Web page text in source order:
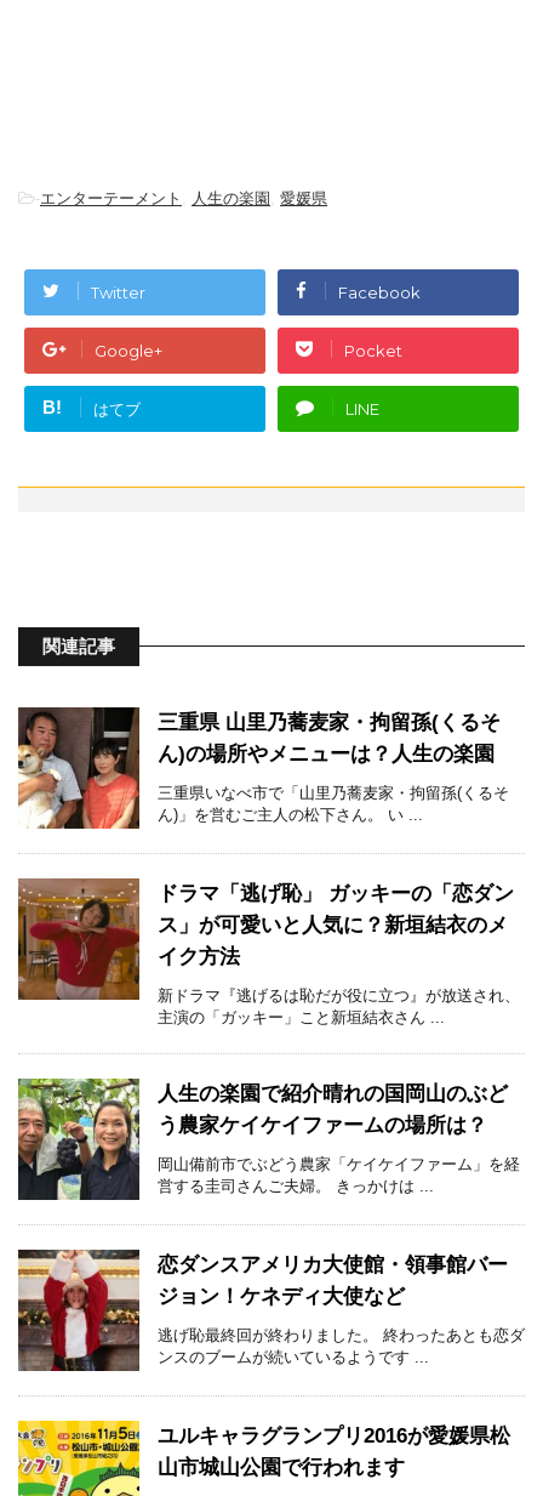
-エンターテーメント , 人生の楽園 , 愛媛県
Twitter Facebook
Google+ Pocket
B! はてブ LINE
関連記事
三重県 山里乃蕎麦家・拘留孫(くるそ
ん)の場所やメニューは？人生の楽園
三重県いなべ市で「山里乃蕎麦家・拘留孫(くるそ
ん)」を営むご主人の松下さん。 い ...
ドラマ「逃げ恥」 ガッキーの「恋ダン
ス」が可愛いと人気に？新垣結衣のメ
イク方法
新ドラマ『逃げるは恥だが役に立つ』が放送され、
主演の「ガッキー」こと新垣結衣さん ...
人生の楽園で紹介晴れの国岡山のぶど
う農家ケイケイファームの場所は？
岡山備前市でぶどう農家「ケイケイファーム」を経
営する圭司さんご夫婦。 きっかけは ...
恋ダンスアメリカ大使館・領事館バー
ジョン！ケネディ大使など
逃げ恥最終回が終わりました。 終わったあとも恋ダ
ンスのブームが続いているようです ...
ユルキャラグランプリ2016が愛媛県松
山市城山公園で行われます